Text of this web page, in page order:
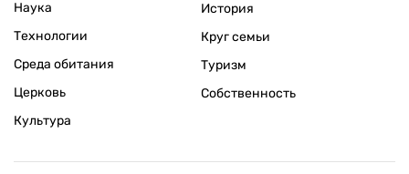
Наука
Технологии
Среда обитания
Церковь
Культура
История
Круг семьи
Туризм
Собственность